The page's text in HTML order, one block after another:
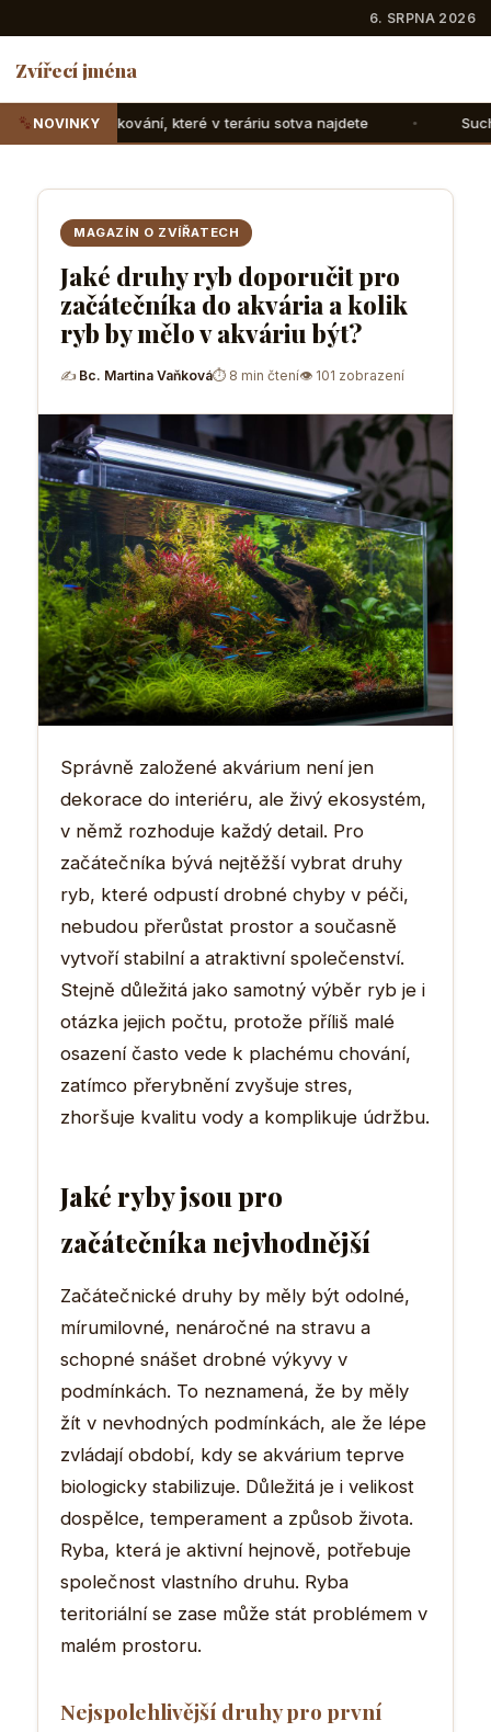
6. SRPNA 2026
Zvířecí jména
NOVINKY
v teráriu sotva najdete Suchozemské želvy: Jak jim
MAGAZÍN O ZVÍŘATECH
Jaké druhy ryb doporučit pro
začátečníka do akvária a kolik
ryb by mělo v akváriu být?
✍ Bc. Martina Vaňková⏱ 8 min čtení👁 101 zobrazení
Správně založené akvárium není jen
dekorace do interiéru, ale živý ekosystém,
v němž rozhoduje každý detail. Pro
začátečníka bývá nejtěžší vybrat druhy
ryb, které odpustí drobné chyby v péči,
nebudou přerůstat prostor a současně
vytvoří stabilní a atraktivní společenství.
Stejně důležitá jako samotný výběr ryb je i
otázka jejich počtu, protože příliš malé
osazení často vede k plachému chování,
zatímco přerybnění zvyšuje stres,
zhoršuje kvalitu vody a komplikuje údržbu.
Jaké ryby jsou pro
začátečníka nejvhodnější
Začátečnické druhy by měly být odolné,
mírumilovné, nenáročné na stravu a
schopné snášet drobné výkyvy v
podmínkách. To neznamená, že by měly
žít v nevhodných podmínkách, ale že lépe
zvládají období, kdy se akvárium teprve
biologicky stabilizuje. Důležitá je i velikost
dospělce, temperament a způsob života.
Ryba, která je aktivní hejnově, potřebuje
společnost vlastního druhu. Ryba
teritoriální se zase může stát problémem v
malém prostoru.
Nejspolehlivější druhy pro první